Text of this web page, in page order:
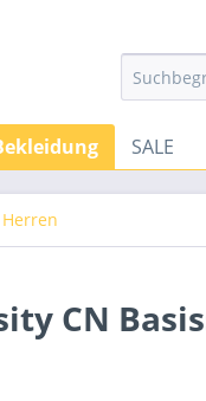
SALE
Herren
CN